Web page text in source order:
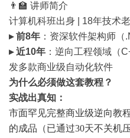
👨🏫 讲师简介
计算机科班出身 | 18年技术
▸前8年 ：资深软件架构师（
▸近10年 ：逆向工程领域（
发多款商业级自动化软件
为什么必须做这套教程？
实战出真知 ：
市面罕见完整商业级逆向
的成品（已通过30天不关机